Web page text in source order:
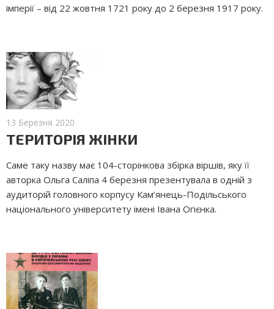
імперії – від 22 жовтня 1721 року до 2 березня 1917 року.
13 Березня 2020
ТЕРИТОРІЯ ЖІНКИ
Саме таку назву має 104-сторінкова збірка віршів, яку її
авторка Ольга Саліпа 4 березня презентувала в одній з
аудиторій головного корпусу Кам’янець-Подільського
національного університету імені Івана Огієнка.